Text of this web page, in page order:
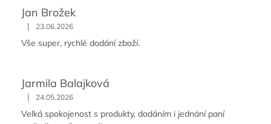
Jan Brožek
| 23.06.2026
Vše super, rychlé dodání zboží.
Jarmila Balajková
| 24.05.2026
Velká spokojenost s produkty, dodáním i jednání paní